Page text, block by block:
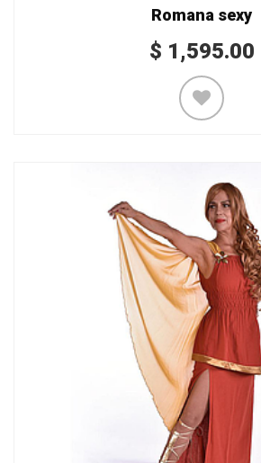
Romana sexy
$ 1,595.00